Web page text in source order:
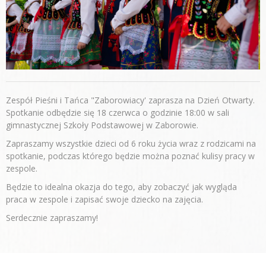
Zespół Pieśni i Tańca "Zaborowiacy' zaprasza na Dzień Otwarty.
Spotkanie odbędzie się 18 czerwca o godzinie 18:00 w sali
gimnastycznej Szkoły Podstawowej w Zaborowie.
Zapraszamy wszystkie dzieci od 6 roku życia wraz z rodzicami na
spotkanie, podczas którego będzie można poznać kulisy pracy w
zespole.
Będzie to idealna okazja do tego, aby zobaczyć jak wygląda
praca w zespole i zapisać swoje dziecko na zajęcia.
Serdecznie zapraszamy!